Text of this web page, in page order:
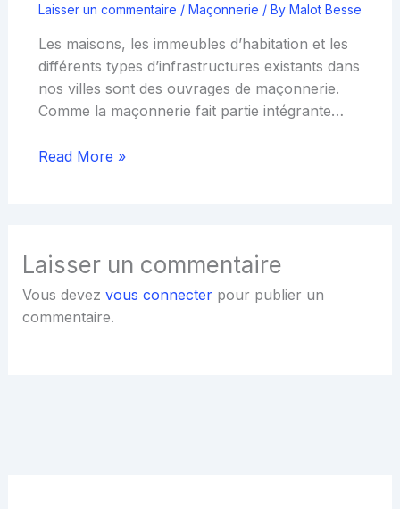
Laisser un commentaire / Maçonnerie / By Malot Besse
Les maisons, les immeubles d’habitation et les
différents types d’infrastructures existants dans
nos villes sont des ouvrages de maçonnerie.
Comme la maçonnerie fait partie intégrante…
Read More »
Laisser un commentaire
Vous devez vous connecterpour publier un
commentaire.